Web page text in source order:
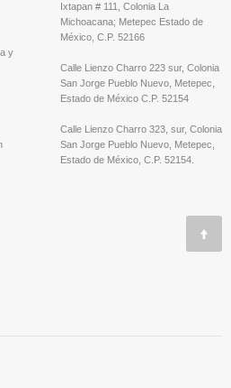
y
Ixtapan # 111, Colonia La
Michoacana; Metepec Estado de
México, C.P. 52166
Calle Lienzo Charro 223 sur, Colonia
San Jorge Pueblo Nuevo, Metepec,
Estado de México C.P. 52154
Calle Lienzo Charro 323, sur, Colonia
San Jorge Pueblo Nuevo, Metepec,
Estado de México, C.P. 52154.